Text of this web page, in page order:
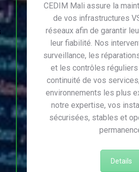
CEDIM Mali assure la
de vos infrastructures
réseaux afin de garantir
leur fiabilité. Nos
surveillance, les
et les contrôles
continuité de vos
environnements les plus
notre expertise, vos
sécurisées, stables et
Details